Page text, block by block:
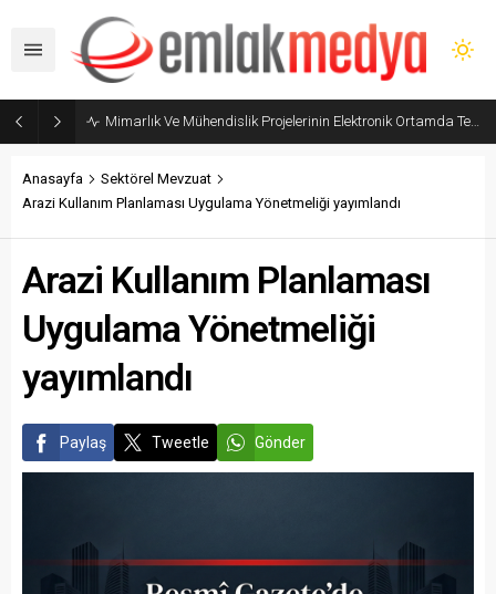
Mimarlık Ve Mühendislik Projelerinin Elektronik Ortamda Teslimi Ve Yönetilmesi Hakkında Yönetmelik yayımlandı
Anasayfa
Sektörel Mevzuat
Arazi Kullanım Planlaması Uygulama Yönetmeliği yayımlandı
Arazi Kullanım Planlaması
Uygulama Yönetmeliği
yayımlandı
Paylaş Tweetle Gönder